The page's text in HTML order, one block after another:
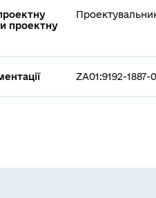
проектну
ZA01:9192-1887-